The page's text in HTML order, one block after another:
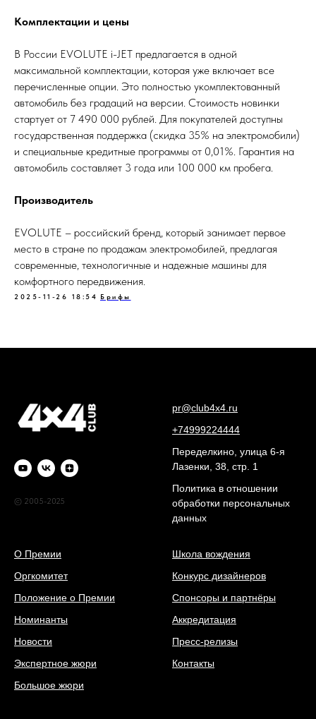
Комплектации и цены
В России EVOLUTE i-JET предлагается в одной
максимальной комплектации, которая уже включает все
перечисленные опции. Это полностью укомплектованный
автомобиль без градаций на версии. Стоимость новинки
стартует от 7 490 000 рублей. Для покупателей доступны
государственная поддержка (скидка 35% на электромобили)
и специальные кредитные программы от 0,01%. Гарантия на
автомобиль составляет 3 года или 100 000 км пробега.
Производитель
EVOLUTE – российский бренд, который занимает первое
место в стране по продажам электромобилей, предлагая
современные, технологичные и надежные машины для
комфортного передвижения.
2025-11-26 18:54 Брифы
© 2005-2025
pr@club4x4.ru
+74999224444
Переделкино, улица 6-я
Лазенки, 38, стр. 1
Политика в отношении
обработки персональных
данных
О Премии
Оргкомитет
Положение о Премии
Номинанты
Новости
Экспертное жюри
Большое жюри
Школа вождения
Конкурс дизайнеров
Спонсоры и партнёры
Аккредитация
Пресс-релизы
Контакты